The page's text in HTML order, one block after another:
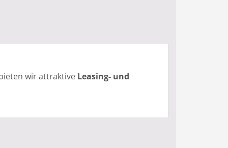
wir attraktive Leasing- und
Sie flexibel.